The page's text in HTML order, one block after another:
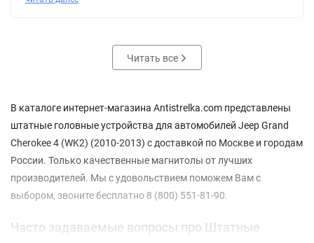
Читать все
В каталоге интернет-магазина Antistrelka.com представлены
штатные головные устройства для автомобилей Jeep Grand
Cherokee 4 (WK2) (2010-2013) с доставкой по Москве и городам
России. Только качественные магнитолы от лучших
производителей. Мы с удовольствием поможем Вам с
выбором, звоните бесплатно 8 (800) 551-81-90.
Часто задаваемые вопросы про Штатные